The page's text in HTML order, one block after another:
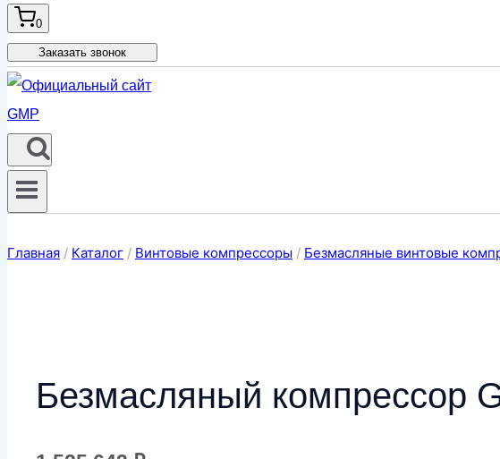
0
Заказать звонок
Главная / Каталог / Винтовые компрессоры / Безмасляные винтовые
Безмасляный компрессор